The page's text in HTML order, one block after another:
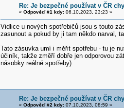
Re: Je bezpečné používat v ČR
« Odpověď #1 kdy:06.10.2023, 23:23 »
Vidlice u nových spotřebičů jsou s touto
zasunout a pokud by ji tam někdo narval,
Tato zásuvka umí i měřit spotřebu - tu je
účiník, takže změří dobře jen odporovou
násobky reálné spotřeby)
Re: Je bezpečné používat v ČR
« Odpověď #2 kdy:07.10.2023, 08:59 »